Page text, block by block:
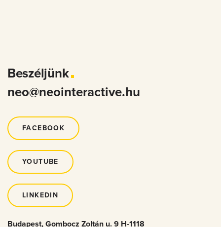
Beszéljünk
neo@neointeractive.hu
FACEBOOK
YOUTUBE
LINKEDIN
Budapest, Gombocz Zoltán u. 9 H-1118